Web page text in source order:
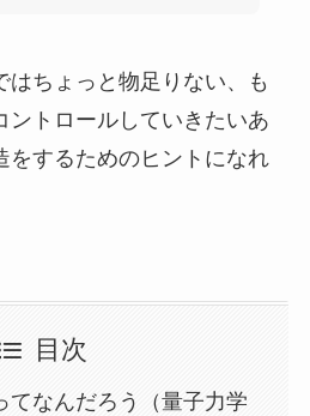
はちょっと物足りない、も
ントロールしていきたいあ
をするためのヒントになれ
目次
てなんだろう（量子力学